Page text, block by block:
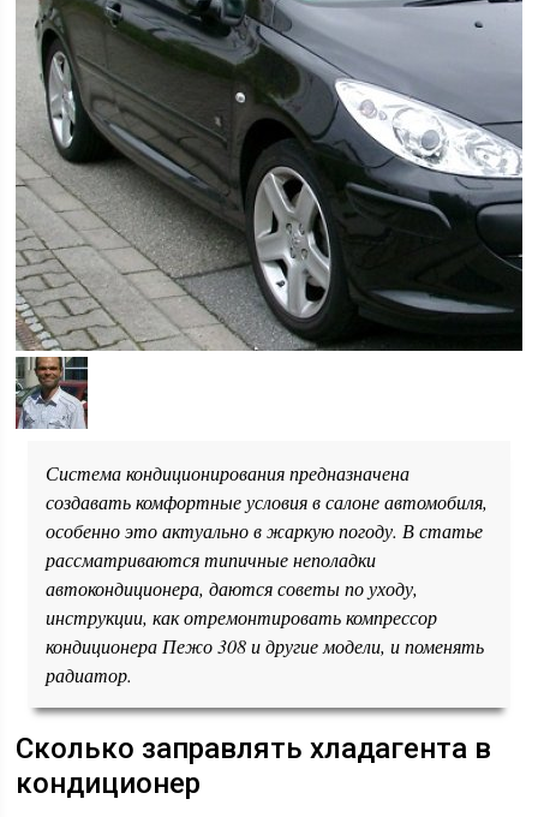
Система кондиционирования предназначена
создавать комфортные условия в салоне автомобиля,
особенно это актуально в жаркую погоду. В статье
рассматриваются типичные неполадки
автокондиционера, даются советы по уходу,
инструкции, как отремонтировать компрессор
кондиционера Пежо 308 и другие модели, и поменять
радиатор.
Сколько заправлять хладагента в
кондиционер